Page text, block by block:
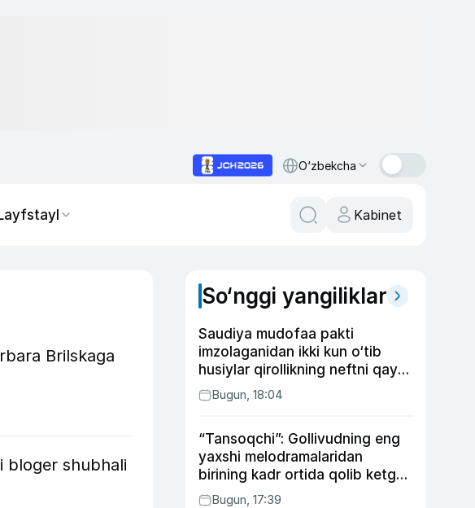
O‘zbekcha
Kabinet
Brilskaga
bloger shubhali
So‘nggi yangiliklar
Saudiya mudofaa pakti
imzolaganidan ikki kun o‘tib
husiylar qirollikning neftni qayta
ishlash zavodiga hujum qildi
Bugun, 18:04
“Tansoqchi”: Gollivudning eng
yaxshi melodramalaridan
birining kadr ortida qolib ketgan
voqealari
Bugun, 17:39